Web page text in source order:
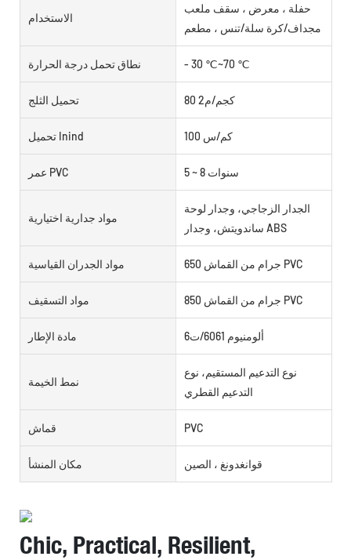
الاستخدام
حفلة ، معرض ، سقف ملعب
مجداف/كرة سلة/تنس ، مطعم
نطاق تحمل درجة الحرارة - 30 ℃~70 ℃
تحميل الثلج 80 كجم/م2
تحميل Inind 100 كم/س
عمر PVC 5 ~ 8 سنوات
مواد جدارية اختيارية
الجدار الزجاجي، وجدار لوحة
ساندويتش، وجدار ABS
مواد الجدران القياسية 650 جرام من القماش PVC
مواد التسقيف 850 جرام من القماش PVC
مادة الإطار ألومنيوم 6061/ت6
نمط الخيمة
نوع التدعيم المستقيم، نوع
التدعيم القطري
قماش PVC
مكان المنشأ قوانغدونغ ، الصين
Chic, Practical, Resilient,